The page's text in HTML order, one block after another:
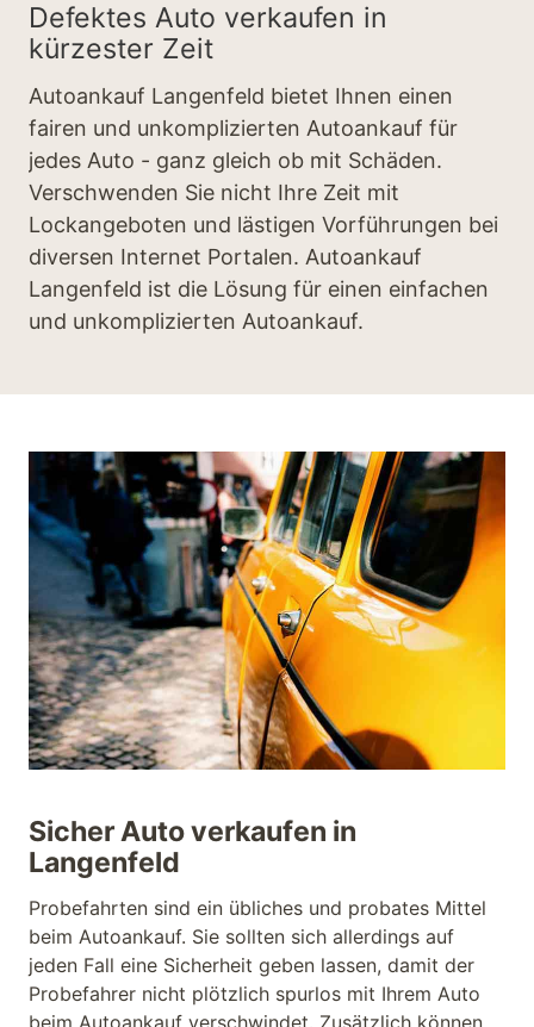
Defektes Auto verkaufen in
kürzester Zeit
Autoankauf Langenfeld bietet Ihnen einen
fairen und unkomplizierten Autoankauf für
jedes Auto - ganz gleich ob mit Schäden.
Verschwenden Sie nicht Ihre Zeit mit
Lockangeboten und lästigen Vorführungen bei
diversen Internet Portalen. Autoankauf
Langenfeld ist die Lösung für einen einfachen
und unkomplizierten Autoankauf.
Sicher Auto verkaufen in
Langenfeld
Probefahrten sind ein übliches und probates Mittel
beim Autoankauf. Sie sollten sich allerdings auf
jeden Fall eine Sicherheit geben lassen, damit der
Probefahrer nicht plötzlich spurlos mit Ihrem Auto